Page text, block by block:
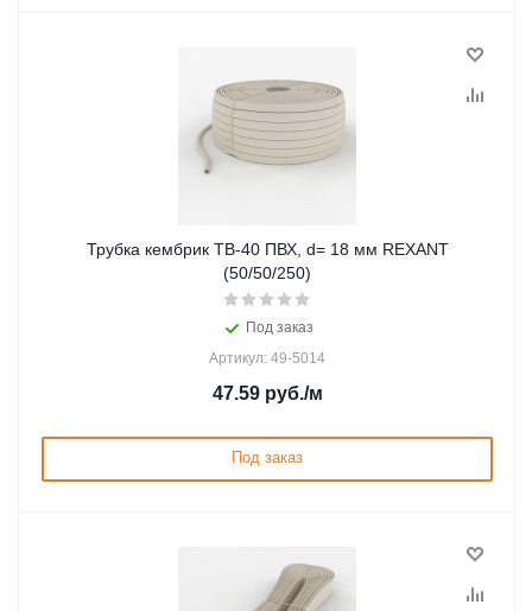
Трубка кембрик ТВ-40 ПВХ, d= 18 мм REXANT
(50/50/250)
Под заказ
Артикул: 49-5014
47.59руб./м
Под заказ